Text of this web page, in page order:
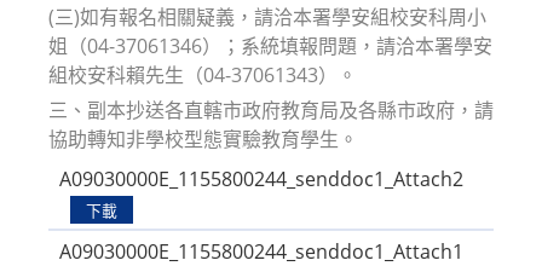
(三)如有報名相關疑義，請洽本署學安組校安科周小
姐（04-37061346）；系統填報問題，請洽本署學安
組校安科賴先生（04-37061343）。
三、副本抄送各直轄市政府教育局及各縣市政府，請
協助轉知非學校型態實驗教育學生。
A09030000E_1155800244_senddoc1_Attach2
下載
A09030000E_1155800244_senddoc1_Attach1